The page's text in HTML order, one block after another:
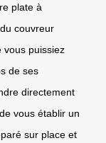
plate à
couvreur
vous puissiez
de ses
directement
vous établir un
sur place et